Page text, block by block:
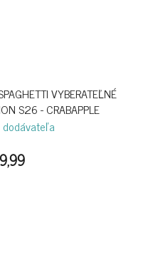
VYBERATEĽNÉ
S26 - CRABAPPLE